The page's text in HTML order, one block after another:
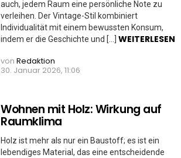
auch, jedem Raum eine persönliche Note zu
verleihen. Der Vintage-Stil kombiniert
Individualität mit einem bewussten Konsum,
indem er die Geschichte und […] WEITERLESEN
von Redaktion
30. Januar 2026, 11:06
Wohnen mit Holz: Wirkung auf
Raumklima
Holz ist mehr als nur ein Baustoff; es ist ein
lebendiges Material, das eine entscheidende